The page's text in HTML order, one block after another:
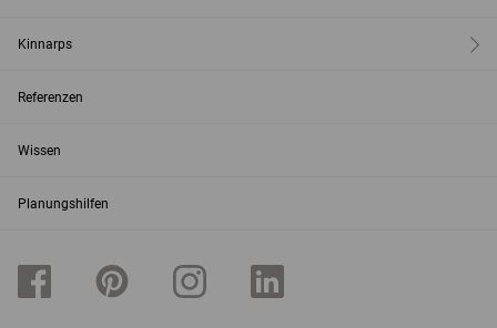
Kinnarps
Referenzen
Wissen
Planungshilfen